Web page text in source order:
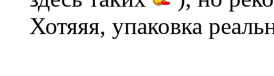
Хотяяя, упаковка